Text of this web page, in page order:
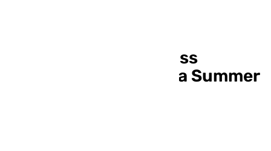
Málaga, territorio cross
training en los Sacaba Summer